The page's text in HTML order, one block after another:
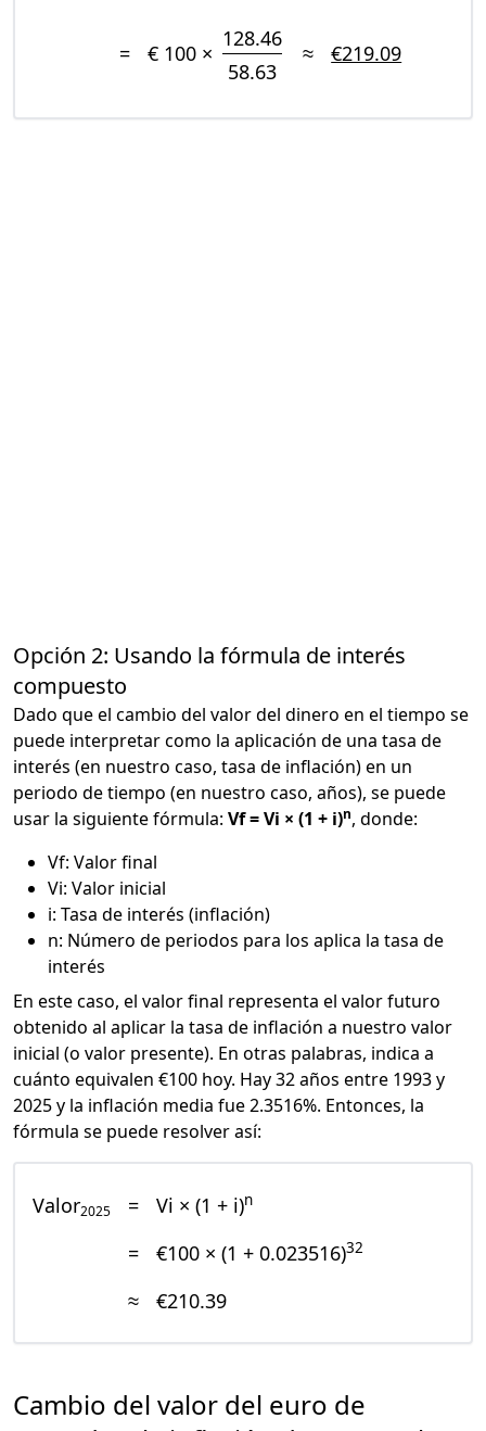
= € 100 ×
128.46
58.63
≈ €219.09
Opción 2: Usando la fórmula de interés
compuesto
Dado que el cambio del valor del dinero en el tiempo se
puede interpretar como la aplicación de una tasa de
interés (en nuestro caso, tasa de inflación) en un
periodo de tiempo (en nuestro caso, años), se puede
usar la siguiente fórmula: Vf = Vi × (1 + i)n, donde:
Vf: Valor final
Vi: Valor inicial
i: Tasa de interés (inflación)
n: Número de periodos para los aplica la tasa de
interés
En este caso, el valor final representa el valor futuro
obtenido al aplicar la tasa de inflación a nuestro valor
inicial (o valor presente). En otras palabras, indica a
cuánto equivalen €100 hoy. Hay 32 años entre 1993 y
2025 y la inflación media fue 2.3516%. Entonces, la
fórmula se puede resolver así:
Valor2025 = Vi × (1 + i)n
= €100 × (1 + 0.023516)32
≈ €210.39
Cambio del valor del euro de